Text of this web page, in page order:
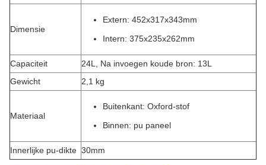
Dimensie
Extern: 452x317x343mm
Intern: 375x235x262mm
Capaciteit
24L, Na invoegen koude bron: 13L
Gewicht
2,1 kg
Materiaal
Buitenkant: Oxford-stof
Binnen: pu paneel
Innerlijke pu-dikte 30mm